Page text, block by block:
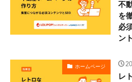
不
を
必
ント
ホームページ
レ